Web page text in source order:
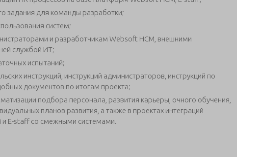
задания для команды разработки;
систем;
и разработчикам Websoft HCM, внешними
службой ИТ;
испытаний;
инструкций, инструкций администраторов, инструкций по
документов по итогам проекта;
подбора персонала, развития карьеры, очного обучения,
планов развития, а также в проектах интеграций
E-staff со смежными системами.